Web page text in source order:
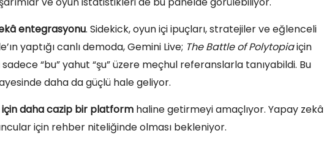
entegrasyonu. Sidekick, oyun içi ipuçları, stratejiler ve eğlenceli
yaptığı canlı demoda, Gemini Live; The Battle of Polytopiaiçin
“bu” yahut “şu” üzere meçhul referanslarla tanıyabildi. Bu
daha da güçlü hale geliyor.
için daha cazip bir platform haline getirmeyi amaçlıyor. Yapay zekâ
için rehber niteliğinde olması bekleniyor.